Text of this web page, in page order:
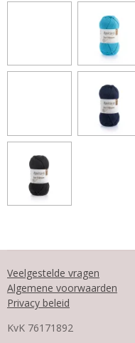
Veelgestelde vragen
Algemene voorwaarden
Privacy beleid
KvK 76171892